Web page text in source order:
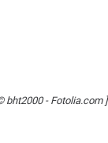
bht2000 - Fotolia.com ]